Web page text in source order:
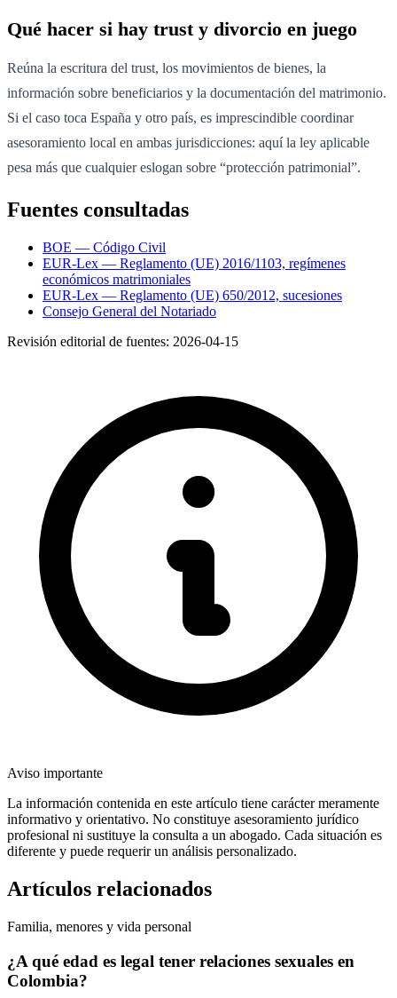
Qué hacer si hay trust y divorcio en juego
Reúna la escritura del trust, los movimientos de bienes, la
información sobre beneficiarios y la documentación del matrimonio.
Si el caso toca España y otro país, es imprescindible coordinar
asesoramiento local en ambas jurisdicciones: aquí la ley aplicable
pesa más que cualquier eslogan sobre “protección patrimonial”.
Fuentes consultadas
BOE — Código Civil
EUR-Lex — Reglamento (UE) 2016/1103, regímenes
económicos matrimoniales
EUR-Lex — Reglamento (UE) 650/2012, sucesiones
Consejo General del Notariado
Revisión editorial de fuentes: 2026-04-15
Aviso importante
La información contenida en este artículo tiene carácter meramente
informativo y orientativo. No constituye asesoramiento jurídico
profesional ni sustituye la consulta a un abogado. Cada situación es
diferente y puede requerir un análisis personalizado.
Artículos relacionados
Familia, menores y vida personal
¿A qué edad es legal tener relaciones sexuales en
Colombia?